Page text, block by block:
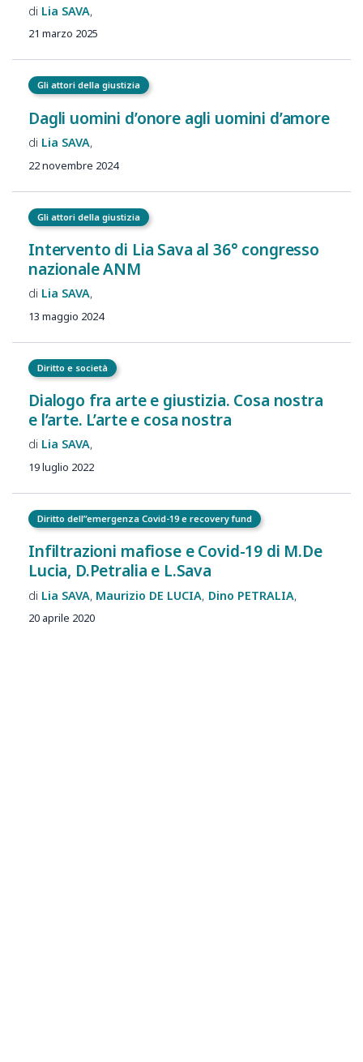
Lia SAVA
21 marzo 2025
Gli attori della giustizia
Dagli uomini d’onore agli uomini d’amore
Lia SAVA
22 novembre 2024
Gli attori della giustizia
Intervento di Lia Sava al 36° congresso
nazionale ANM
Lia SAVA
13 maggio 2024
Diritto e società
Dialogo fra arte e giustizia. Cosa nostra
e l’arte. L’arte e cosa nostra
Lia SAVA
19 luglio 2022
Diritto dell”emergenza Covid-19 e recovery fund
Infiltrazioni mafiose e Covid-19 di M.De
Lucia, D.Petralia e L.Sava
Lia SAVA Maurizio DE LUCIA Dino PETRALIA
20 aprile 2020